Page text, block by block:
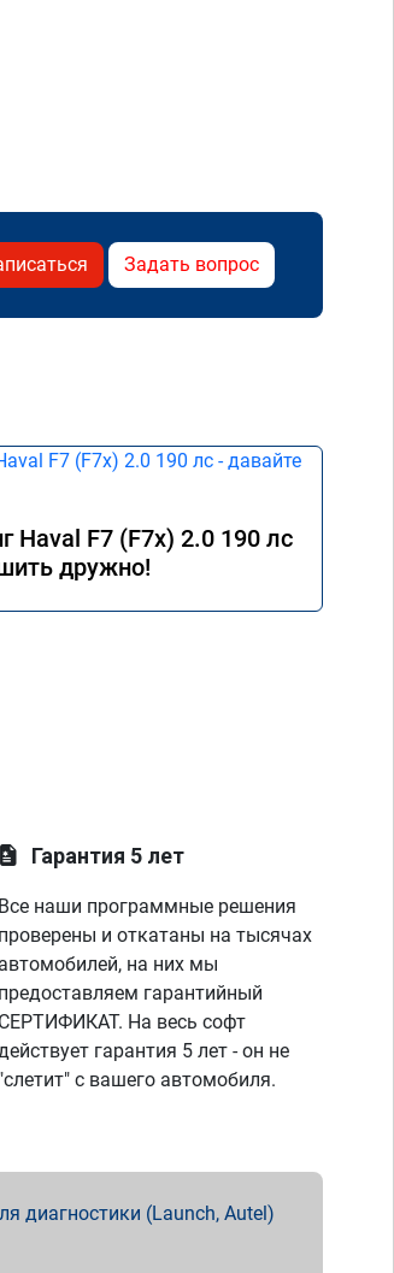
Задать вопрос
Haval F7 (F7x) 2.0 190 лс
дружно!
Гарантия 5 лет
Все наши программные решения
проверены и откатаны на тысячах
автомобилей, на них мы
предоставляем гарантийный
СЕРТИФИКАТ. На весь софт
гарантия 5 лет - он не
"слетит" с вашего автомобиля.
диагностики (Launch, Autel)